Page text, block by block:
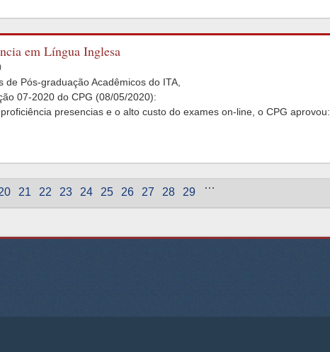
em Língua Inglesa
Pós-graduação Acadêmicos do ITA,
07-2020 do CPG (08/05/2020):
presencias e o alto custo do exames on-line, o CPG aprovou:
21 22 23 24 25 26 27 28 29
…